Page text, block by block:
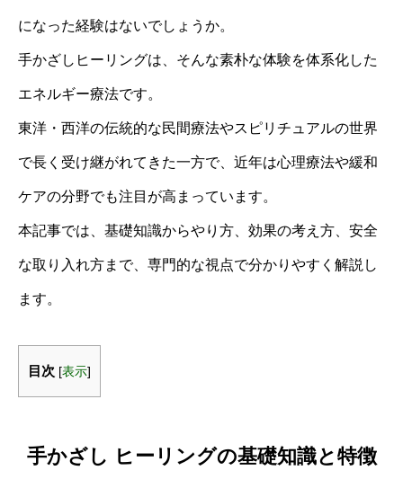
になった経験はないでしょうか。
手かざしヒーリングは、そんな素朴な体験を体系化した
エネルギー療法です。
東洋・西洋の伝統的な民間療法やスピリチュアルの世界
で長く受け継がれてきた一方で、近年は心理療法や緩和
ケアの分野でも注目が高まっています。
本記事では、基礎知識からやり方、効果の考え方、安全
な取り入れ方まで、専門的な視点で分かりやすく解説し
ます。
目次 [表示]
手かざし ヒーリングの基礎知識と特徴